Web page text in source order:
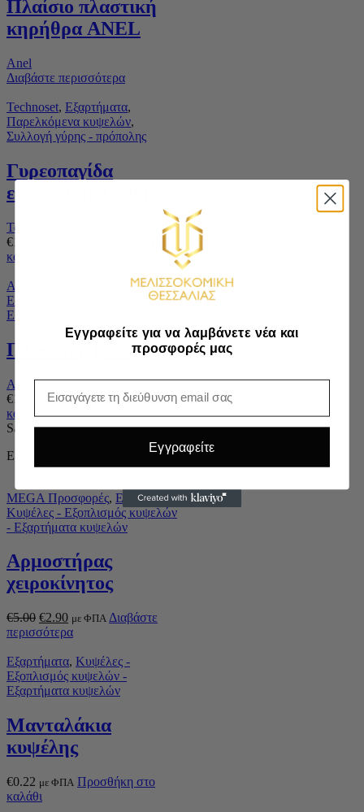
Πλαίσιο πλαστική
κηρήθρα ANEL
Anel
Διαβάστε περισσότερα
Technoset, Εξαρτήματα,
Παρελκόμενα κυψελών,
Συλλογή γύρης - πρόπολης
Γυρεοπαγίδα
εξωτερική Technoset
Technoset
€10.50
καλάθι
ANEL
Κυψέλες -
Εξοπλισμός κυψελών -
Εξαρτήματα κυψελών
Πλαστική βάση Anel
Anel
€13.20 με ΦΠΑ Προσθήκη στο
καλάθι
Sale
Εξαντλημένο
MEGA Προσφορές, Εξαρτήματα,
Κυψέλες - Εξοπλισμός κυψελών
- Εξαρτήματα κυψελών
Αρμοστήρας
χειροκίνητος
€5.00 €2.90 με ΦΠΑ Διαβάστε
περισσότερα
Εξαρτήματα, Κυψέλες -
Εξοπλισμός κυψελών -
Εξαρτήματα κυψελών
Μανταλάκια
κυψέλης
€0.22 με ΦΠΑ Προσθήκη στο
καλάθι
Εγγραφείτε για να λαμβάνετε νέα και
προσφορές μας
Email
Εγγραφείτε